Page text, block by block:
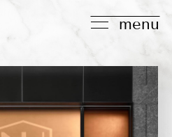
menu